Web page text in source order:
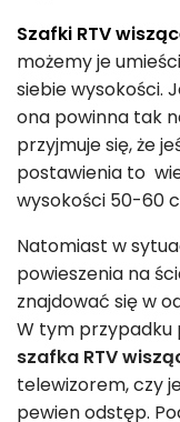
Szafki RTV
możemy je
siebie wysokości.
ona powinna tak
przyjmuje się, że
postawienia to
wysokości 50-60
Natomiast w
powieszenia na
znajdować się w
W tym przypadku
szafka RTV
telewizorem, czy
pewien odstęp.